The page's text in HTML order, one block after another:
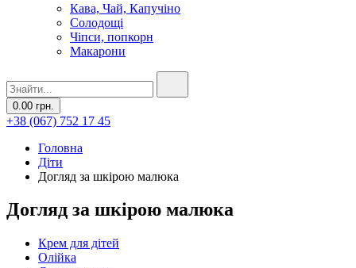
Кава, Чай, Капучіно
Солодощі
Чіпси, попкорн
Макарони
0.00 грн.
+38 (067) 752 17 45
Головна
Діти
Догляд за шкірою малюка
Догляд за шкірою малюка
Крем для дітей
Олійка